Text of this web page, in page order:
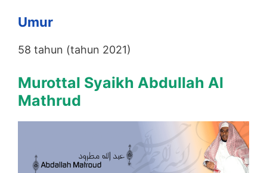
Umur
58 tahun (tahun 2021)
Murottal Syaikh Abdullah Al
Mathrud